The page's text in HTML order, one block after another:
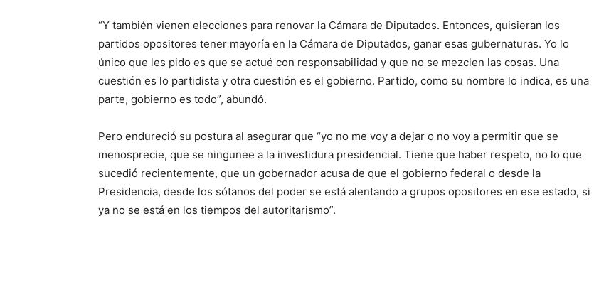
“Y también vienen elecciones para renovar la Cámara de Diputados. Entonces, quisieran los
partidos opositores tener mayoría en la Cámara de Diputados, ganar esas gubernaturas. Yo lo
único que les pido es que se actué con responsabilidad y que no se mezclen las cosas. Una
cuestión es lo partidista y otra cuestión es el gobierno. Partido, como su nombre lo indica, es una
parte, gobierno es todo”, abundó.
Pero endureció su postura al asegurar que “yo no me voy a dejar o no voy a permitir que se
menosprecie, que se ningunee a la investidura presidencial. Tiene que haber respeto, no lo que
sucedió recientemente, que un gobernador acusa de que el gobierno federal o desde la
Presidencia, desde los sótanos del poder se está alentando a grupos opositores en ese estado, si
ya no se está en los tiempos del autoritarismo”.